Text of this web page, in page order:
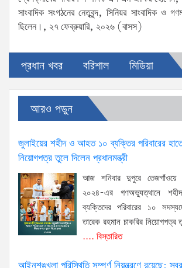
সাংবাদিক সংগঠনের নেতৃবৃন্দ, সিনিয়র সাংবাদিক ও
ছিলেন।, ২৭ ফেব্রুয়ারি, ২০২৬ (বাসস)
প্রধান খবর বরিশাল মিডিয়া
আরও পড়ুন
জুলাইয়ের শহীদ ও আহত ১০ ব্যক্তির পরিবারের
নিয়োগপত্র তুলে দিলেন প্রধানমন্ত্রী
আজ শনিবার দুপুরে তেজগাঁওয়ে
২০২৪-এর গণঅভ্যুত্থানে
ব্যক্তিদের পরিবারের ১০
তারেক রহমান চাকরির নিয়োগপত্র
.... বিস্তারিত